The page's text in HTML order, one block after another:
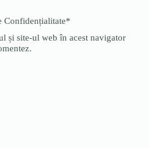
Confidențialitate*
și site-ul web în acest navigator